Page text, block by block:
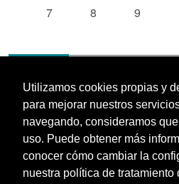
Utilizamos cookies propias y
para mejorar nuestros
navegando, consideramos
uso. Puede obtener más
conocer cómo cambiar la
nuestra política de tratamiento
Página
7 Página
8 Página
9
Política
Personales|Políticas de
Condiciones